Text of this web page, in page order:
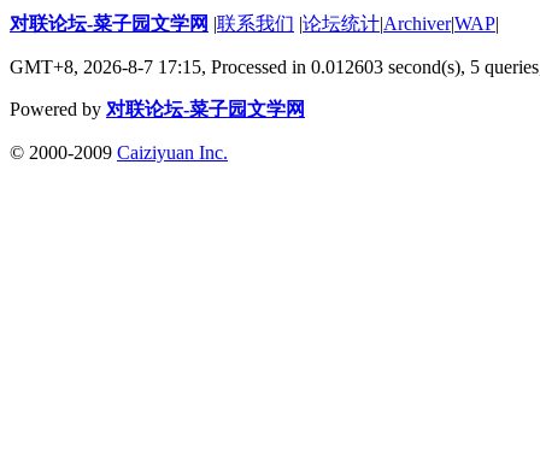
对联论坛-菜子园文学网 |联系我们 |论坛统计|Archiver|WAP|
GMT+8, 2026-8-7 17:15, Processed in 0.012603 second(s), 5
Powered by 对联论坛-菜子园文学网
© 2000-2009 Caiziyuan Inc.